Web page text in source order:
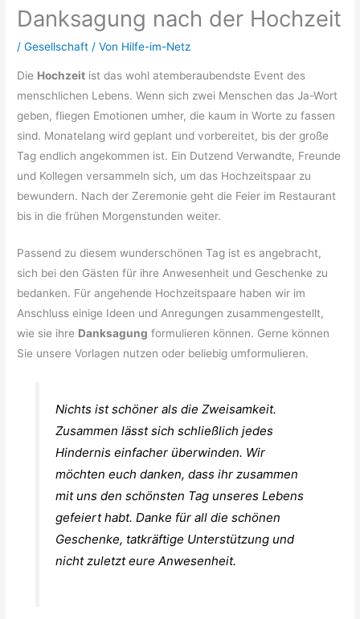
Danksagung nach der Hochzeit
/Gesellschaft / Von Hilfe-im-Netz
Die Hochzeit ist das wohl atemberaubendste Event des
menschlichen Lebens. Wenn sich zwei Menschen das Ja-Wort
geben, fliegen Emotionen umher, die kaum in Worte zu fassen
sind. Monatelang wird geplant und vorbereitet, bis der große
Tag endlich angekommen ist. Ein Dutzend Verwandte, Freunde
und Kollegen versammeln sich, um das Hochzeitspaar zu
bewundern. Nach der Zeremonie geht die Feier im Restaurant
bis in die frühen Morgenstunden weiter.
Passend zu diesem wunderschönen Tag ist es angebracht,
sich bei den Gästen für ihre Anwesenheit und Geschenke zu
bedanken. Für angehende Hochzeitspaare haben wir im
Anschluss einige Ideen und Anregungen zusammengestellt,
wie sie ihre Danksagung formulieren können. Gerne können
Sie unsere Vorlagen nutzen oder beliebig umformulieren.
Nichts ist schöner als die Zweisamkeit.
Zusammen lässt sich schließlich jedes
Hindernis einfacher überwinden. Wir
möchten euch danken, dass ihr zusammen
mit uns den schönsten Tag unseres Lebens
gefeiert habt. Danke für all die schönen
Geschenke, tatkräftige Unterstützung und
nicht zuletzt eure Anwesenheit.